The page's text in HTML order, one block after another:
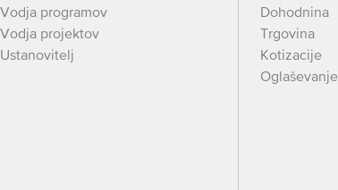
Vodja programov
Vodja projektov
Ustanovitelj
Dohodnina
Trgovina
Kotizacije
Oglaševanje